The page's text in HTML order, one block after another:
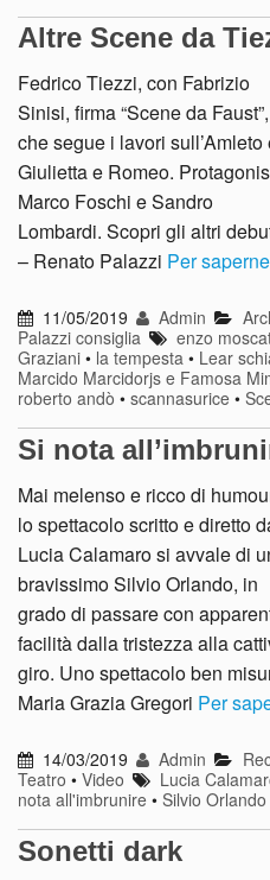
Altre Scene da
Fedrico Tiezzi, con Fabrizio
Sinisi, firma “Scene da Faust”,
che segue i lavori sull’Amleto
Giulietta e Romeo.
Marco Foschi e Sandro
Lombardi. Scopri gli altri
– Renato Palazzi Per
11/05/2019 Admin
Palazzi consiglia
enzo
Graziani • la tempesta • Lear
Marcido Marcidorjs e Famosa
roberto andò • scannasurice •
Si nota
Mai melenso e ricco di
lo spettacolo scritto e diretto
Lucia Calamaro si avvale di
bravissimo Silvio Orlando, in
grado di passare con
facilità dalla tristezza alla
giro. Uno spettacolo ben
Maria Grazia Gregori Per
14/03/2019 Admin
Teatro • Video Lucia
nota all'imbrunire • Silvio Orlando
Sonetti dark